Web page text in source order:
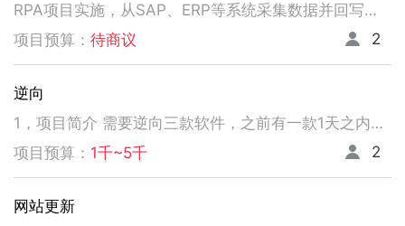
RPA项目实施，从SAP、ERP等系统采集数据并回写。请注意以下要求，不符合者请勿扰！ 1、熟悉掌握国内主流RPA设计实施，如弘玑、来也、艺赛旗等产品； 2、有大中型企业RPA流程设计、实施项目经验； 3、非远程、需要现场实施！！！！！！！
项目预算： 待商议 2
逆向
1，项目简介 需要逆向三款软件，之前有一款1天之内有人已经逆向出来，交付给我了。 2，功能需求 逆向出来后，不做任何功能改变，做加密授权就可以了三、人员要求 3，人员要求 精通逆向，做事速度快。不拖延项目进度，能保持实时交流，按时交付。 平台功能可正常使用，无明显bug。 提供项目源码
项目预算： 1千~5千 2
网站更新